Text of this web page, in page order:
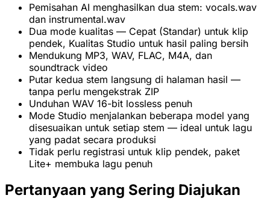
Pemisahan AI menghasilkan dua stem: vocals.wav
dan instrumental.wav
Dua mode kualitas — Cepat (Standar) untuk klip
pendek, Kualitas Studio untuk hasil paling bersih
Mendukung MP3, WAV, FLAC, M4A, dan
soundtrack video
Putar kedua stem langsung di halaman hasil —
tanpa perlu mengekstrak ZIP
Unduhan WAV 16-bit lossless penuh
Mode Studio menjalankan beberapa model yang
disesuaikan untuk setiap stem — ideal untuk lagu
yang padat secara produksi
Tidak perlu registrasi untuk klip pendek, paket
Lite+ membuka lagu penuh
Pertanyaan yang Sering Diajukan